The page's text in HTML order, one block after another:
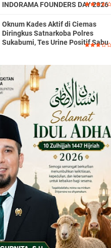
INDORAMA FOUNDERS DAY 2026
Oknum Kades Aktif di Ciemas
Diringkus Satnarkoba Polres
Sukabumi, Tes Urine Positif Sabu